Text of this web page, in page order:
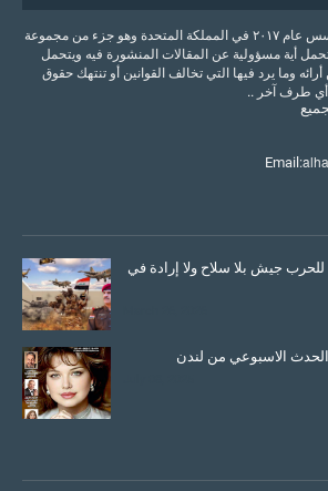
موقع وكالة الحدث للآراء تأسس عام ٢٠١٧ في المملكة المتحدة وهو جزء من مجموعة
أية مسؤولية عن المقالات المنشورة فيه ويتحمل
وما يرد فيها التي تخالف القوانين أو تنتهك حقوق
أي طرف آخر ..
Email:
جيش بلا سلاح ولا إرادة في